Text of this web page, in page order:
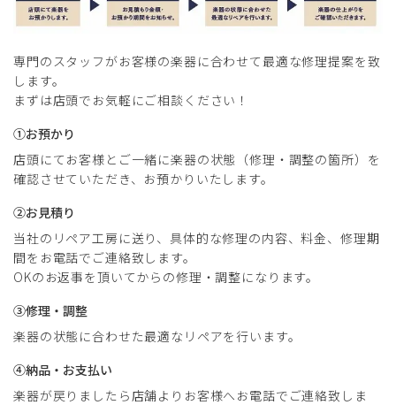
専門のスタッフがお客様の楽器に合わせて最適な修理提案を致
します。
まずは店頭でお気軽にご相談ください！
①お預かり
店頭にてお客様とご一緒に楽器の状態（修理・調整の箇所）を
確認させていただき、お預かりいたします。
②お見積り
当社のリペア工房に送り、具体的な修理の内容、料金、修理期
間をお電話でご連絡致します。
OKのお返事を頂いてからの修理・調整になります。
③修理・調整
楽器の状態に合わせた最適なリペアを行います。
④納品・お支払い
楽器が戻りましたら店舗よりお客様へお電話でご連絡致しま